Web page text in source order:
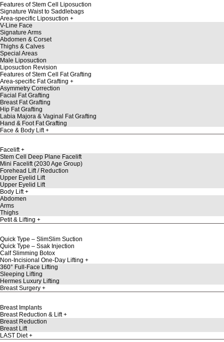
Features of Stem Cell Liposuction
Signature Waist to Saddlebags
Area-specific Liposuction
V-Line Face
Signature Arms
Abdomen & Corset
Thighs & Calves
Special Areas
Male Liposuction
Liposuction Revision
Features of Stem Cell Fat Grafting
Area-specific Fat Grafting
Asymmetry Correction
Facial Fat Grafting
Breast Fat Grafting
Hip Fat Grafting
Labia Majora & Vaginal Fat Grafting
Hand & Foot Fat Grafting
Face & Body Lift
Facelift
Stem Cell Deep Plane Facelift
Mini Facelift (2030 Age Group)
Forehead Lift / Reduction
Upper Eyelid Lift
Upper Eyelid Lift
Body Lift
Abdomen
Arms
Thighs
Petit & Lifting
Quick Type – SlimSlim Suction
Quick Type – Ssak Injection
Calf Slimming Botox
Non-Incisional One-Day Lifting
360° Full-Face Lifting
Sleeping Lifting
Hermes Luxury Lifting
Breast Surgery
Breast Implants
Breast Reduction & Lift
Breast Reduction
Breast Lift
LAST Diet